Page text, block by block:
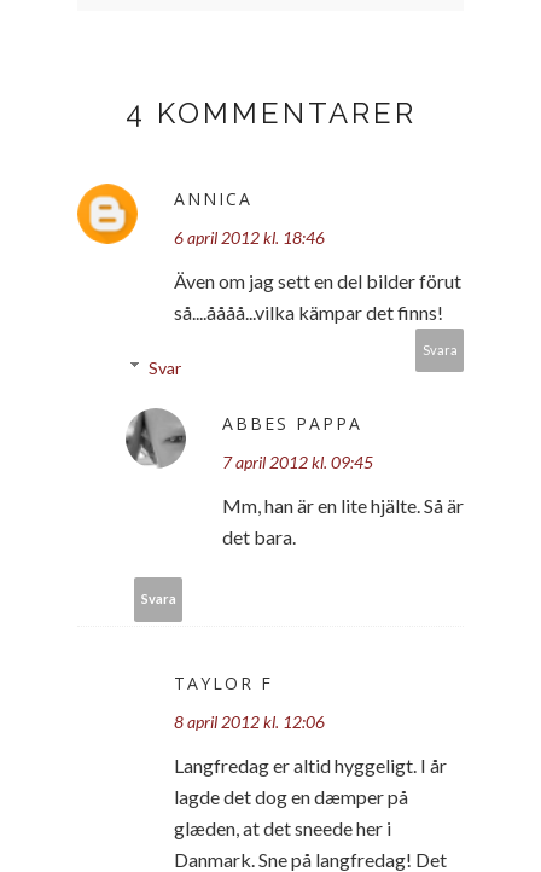
4 KOMMENTARER
ANNICA
6 april 2012 kl. 18:46
Även om jag sett en del bilder förut
så....åååå...vilka kämpar det finns!
Svara
Svar
ABBES PAPPA
7 april 2012 kl. 09:45
Mm, han är en lite hjälte. Så är
det bara.
Svara
TAYLOR F
8 april 2012 kl. 12:06
Langfredag er altid hyggeligt. I år
lagde det dog en dæmper på
glæden, at det sneede her i
Danmark. Sne på langfredag! Det